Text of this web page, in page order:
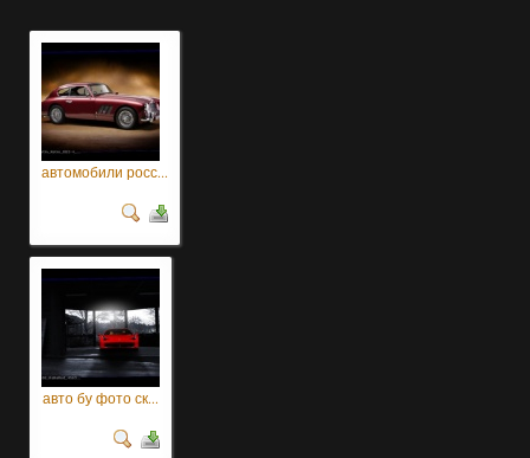
автомобили росс...
авто бу фото ск...